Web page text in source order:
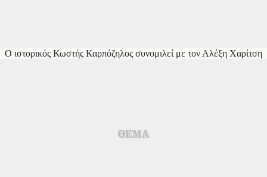
Ο ιστορικός Κωστής Καρπόζηλος συνομιλεί με τον Αλέξη Χαρίτση